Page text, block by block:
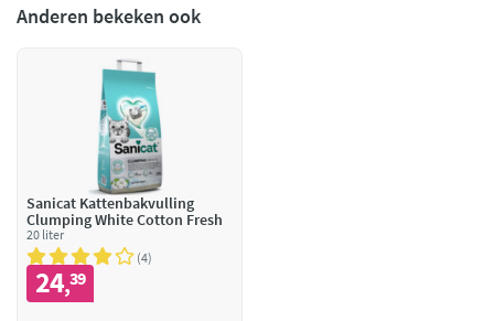
Anderen bekeken ook
Sanicat Kattenbakvulling
Clumping White Cotton Fresh
20 liter
4
24,39